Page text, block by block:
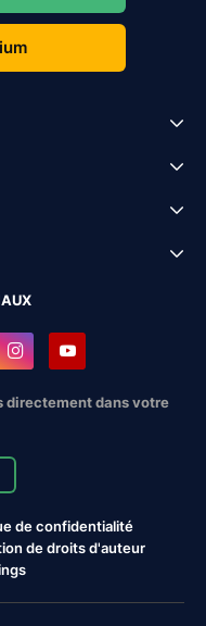
directement dans votre
de confidentialité
de droits d'auteur